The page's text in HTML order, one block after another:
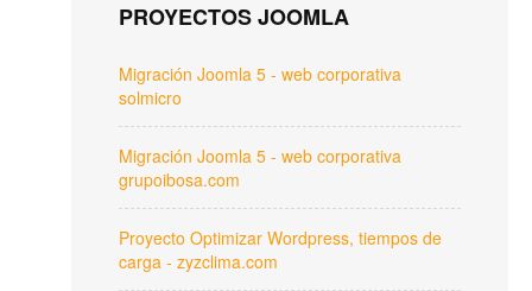
PROYECTOS JOOMLA
Migración Joomla 5 - web corporativa
solmicro
Migración Joomla 5 - web corporativa
grupoibosa.com
Proyecto Optimizar Wordpress, tiempos de
carga - zyzclima.com